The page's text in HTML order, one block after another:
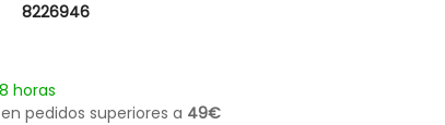
8226946
horas
en pedidos superiores a 49€
HIGIENE Y SALUD
Caspa Grasa Lipoacid Rueber